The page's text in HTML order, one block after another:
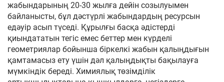
жабындарының 20-30 жылға дейін созылуымен
байланысты, бұл дәстүрлі жабындардың ресурсын
едәуір асып түседі. Құрылғы басқа әдістерді
қиындататын тегіс емес беттер мен күрделі
геометриялар бойынша біркелкі жабын қалыңдығын
қамтамасыз ету үшін дәл қалыңдықты бақылауға
мүмкіндік береді. Химиялық төзімділік